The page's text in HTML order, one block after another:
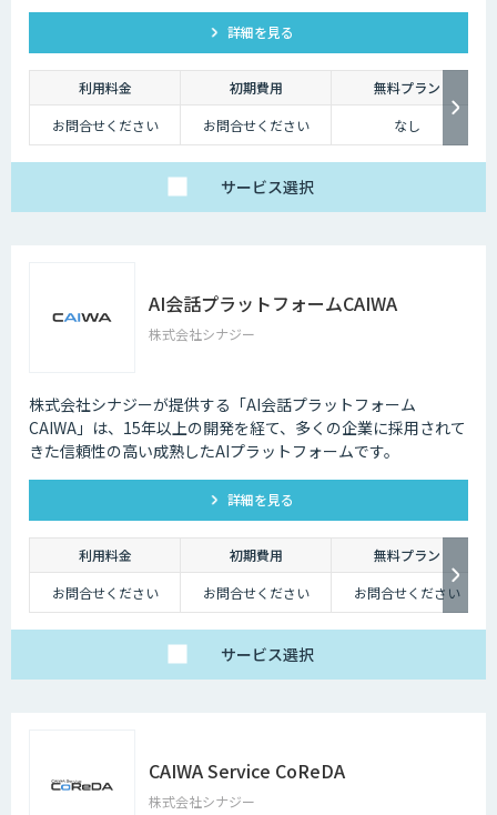
ッションに特化したAI
詳細を見る
利用料金 初期費用
無料プラン
お問合せください
お問合せください なし
サービス選択
AI会話プラットフォームCAIWA
株式会社シナジー
株式会社シナジーが提供する「AI会話プラットフォーム
CAIWA」は、15年以上の開発を経て、多くの企業に採用されて
きた信頼性の高い成熟したAIプラットフォームです。
詳細を見る
利用料金 初期費用
無料プラン
お問合せください
お問合せください お問合せください
サービス選択
CAIWA Service CoReDA
株式会社シナジー